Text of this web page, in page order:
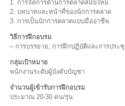
1. การจัดการด้านการตลาดสมัยใหม่
2. บทบาทและหน้าที่ของนักการตลาด
3. การเป็นนักการตลาดแบบมืออาชีพ
วิธีการฝึกอบรม
– การบรรยาย, การฝึกปฏิบัติและการประ
กลุ่มเป้าหมาย
พนักงานระดับผู้บังคับบัญชา
จำนวนผู้เข้ารับการฝึกอบรม
ประมาณ 20-30 คน/รุ่น